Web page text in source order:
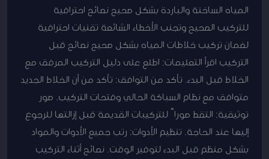
المياه الساخنة والباردة بشكل صحيح نصائح احترافية
للتركيب الصحيح وتجنب الأخطاء الشائعة تقنيات احترافية
لضمان تركيب خلاطات المياه بشكل صحيح نصائح قبل
التركيب اقرأ التعليمات: اطلع على دليل التركيب المرفق مع
الخلاط قبل البدء. تأكد من التوافق: تأكد من أن الخلاط الجديد
متوافق مع نظام السباكة الحالي وفتحات التركيب. صور
توثيقية: التقط صوراً للتركيبات القديمة قبل إزالتها للرجوع
إليها عند الحاجة. تنظيم الأدوات: رتب جميع الأدوات والمواد
بشكل منظم قبل البدء لتوفير الوقت. نصائح أثناء التركيب